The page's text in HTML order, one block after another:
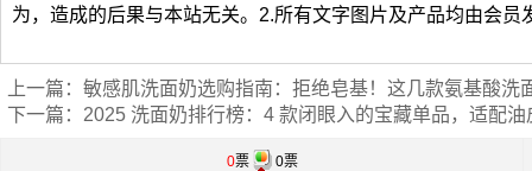
为，造成的后果与本站无关。2.所有文字图片及产品均由会
上一篇： 敏感肌洗面奶选购指南：拒绝皂基！这几款氨基酸洗
下一篇： 2025 洗面奶排行榜：4 款闭眼入的宝藏单品，适配油
0票 0票